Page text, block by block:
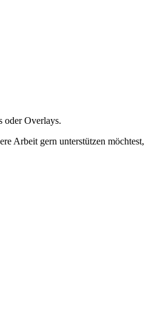
oder Overlays.
Arbeit gern unterstützen möchtest,